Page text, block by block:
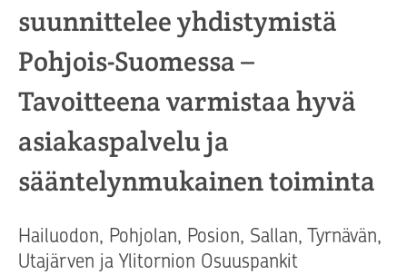
suunnittelee yhdistymistä
Pohjois-Suomessa –
Tavoitteena varmistaa hyvä
asiakaspalvelu ja
sääntelynmukainen toiminta
Hailuodon, Pohjolan, Posion, Sallan, Tyrnävän,
Utajärven ja Ylitornion Osuuspankit